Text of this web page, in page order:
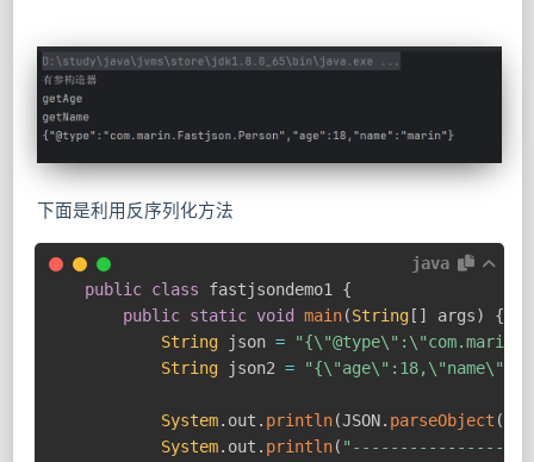
下面是利用反序列化方法
java
public class fastjsondemo1 {
public static void main(String[ ] args)
{
String json =
String json2 =
System. out . println(JSON. parseObject (
System. out . println(